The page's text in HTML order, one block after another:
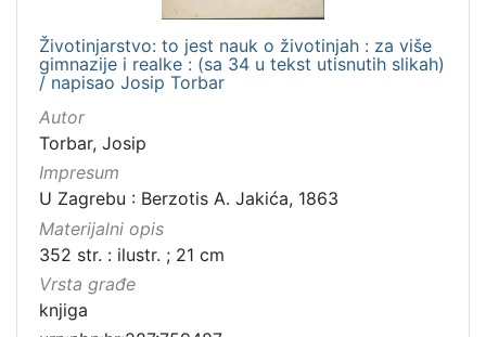
Životinjarstvo: to jest nauk o životinjah : za više
gimnazije i realke : (sa 34 u tekst utisnutih slikah)
/ napisao Josip Torbar
Autor
Torbar, Josip
Impresum
U Zagrebu : Berzotis A. Jakića, 1863
Materijalni opis
352 str. : ilustr. ; 21 cm
Vrsta građe
knjiga